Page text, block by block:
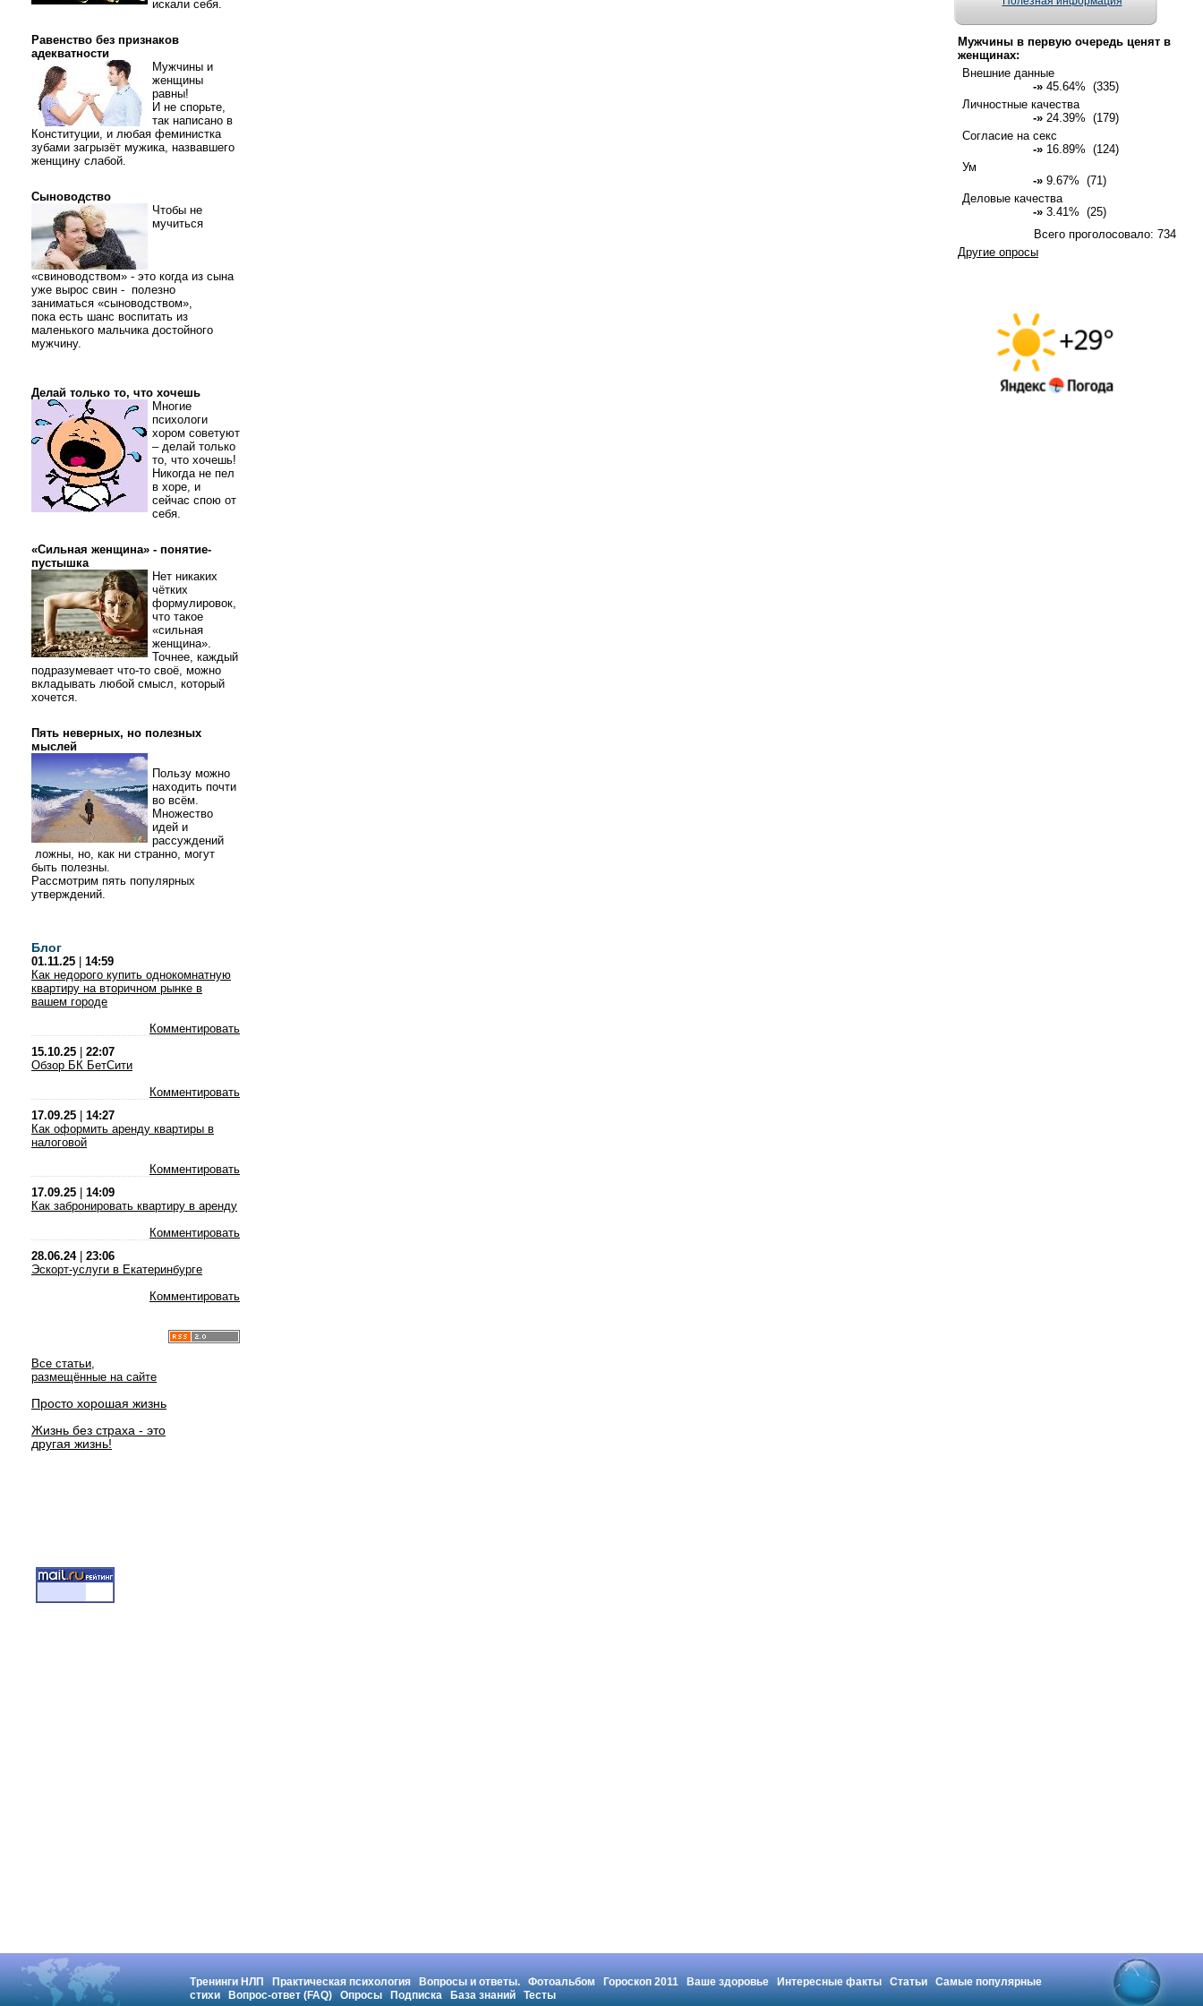
искали себя.
Равенство без признаков
адекватности
Мужчины и
женщины
равны!
И не спорьте,
так написано в
Конституции, и любая феминистка
зубами загрызёт мужика, назвавшего
женщину слабой.
Сыноводство
Чтобы не
мучиться
«свиноводством» - это когда из сына
уже вырос свин - полезно
заниматься «сыноводством»,
пока есть шанс воспитать из
маленького мальчика достойного
мужчину.
Делай только то, что хочешь
Многие
психологи
хором советуют
– делай только
то, что хочешь!
Никогда не пел
в хоре, и
сейчас спою от
себя.
«Сильная женщина» - понятие-
пустышка
Нет никаких
чётких
формулировок,
что такое
«сильная
женщина».
Точнее, каждый
подразумевает что-то своё, можно
вкладывать любой смысл, который
хочется.
Пять неверных, но полезных
мыслей
Пользу можно
находить почти
во всём.
Множество
идей и
рассуждений
ложны, но, как ни странно, могут
быть полезны.
Рассмотрим пять популярных
утверждений.
Блог
01.11.25
14:59
Как недорого купить однокомнатную
квартиру на вторичном рынке в
вашем городе
Комментировать
15.10.25
22:07
Обзор БК БетСити
Комментировать
17.09.25
14:27
Как оформить аренду квартиры в
налоговой
Комментировать
17.09.25
14:09
Как забронировать квартиру в аренду
Комментировать
28.06.24| 23:06
Эскорт-услуги в Екатеринбурге
Комментировать
Все статьи,
размещённые на сайте
Просто хорошая жизнь
Жизнь без страха - это
другая жизнь!
Мужчины в первую очередь ценят в
женщинах:
Внешние данные
-» 45.64% (335)
Личностные качества
-» 24.39% (179)
Согласие на секс
-» 16.89% (124)
Ум
-» 9.67% (71)
Деловые качества
-» 3.41% (25)
Всего проголосовало: 734
Другие опросы
Тренинги НЛП Практическая психология Вопросы и ответы. Фотоальбом Гороскоп 2011 Ваше здоровье Интересные факты Статьи
Самые популярные
стихи
Вопрос-ответ (FAQ) Опросы Подписка База знаний Тесты